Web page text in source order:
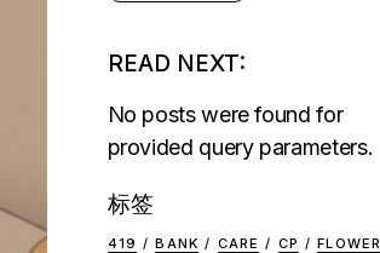
READ NEXT:
No posts were found for
provided query parameters.
标签
419 BANK CARE CP
FLOWER